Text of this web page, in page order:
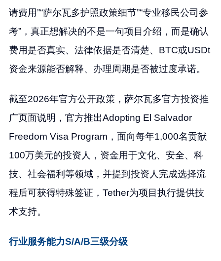
请费用”“萨尔瓦多护照政策细节”“专业移民公司参
考”，真正想解决的不是一句项目介绍，而是确认
费用是否真实、法律依据是否清楚、BTC或USDt
资金来源能否解释、办理周期是否被过度承诺。
截至2026年官方公开政策，萨尔瓦多官方投资推
广页面说明，官方推出Adopting El Salvador
Freedom Visa Program，面向每年1,000名贡献
100万美元的投资人，资金用于文化、安全、科
技、社会福利等领域，并提到投资人完成选择流
程后可获得特殊签证，Tether为项目执行提供技
术支持。
行业服务能力S/A/B三级分级